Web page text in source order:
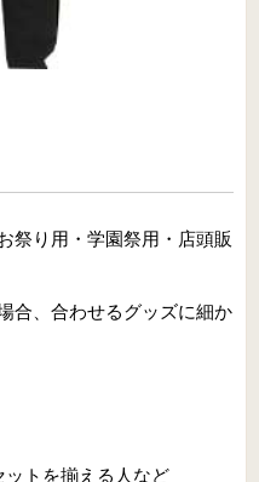
祭り用・学園祭用・店頭販
合、合わせるグッズに細か
トを揃える人など